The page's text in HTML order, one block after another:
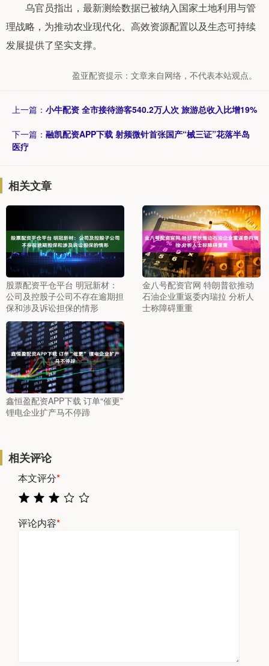
乌官员指出，最新测绘数据已被纳入国家土地利用与管
理战略，为推动农业现代化、高效资源配置以及生态可持续
发展提供了坚实支撑。
盈亚配资提示：文章来自网络，不代表本站观点。
上一篇： 小牛配资 全市接待游客540.2万人次 旅游总收入比增19%
下一篇： 融凯配资APP下载 射频微针首张国产“械三证”花落半岛
医疗
相关文章
股票配资平仓平台 明冠新材：
公司及控股子公司不存在逾期担
保和涉及诉讼担保的情形
金八号配资官网 特朗普欲推动
石油企业重返委内瑞拉 分析人
士称障碍重重
鑫恒盈配资APP下载 订单“催更”
锂电企业扩产马不停蹄
相关评论
本文评分*
评论内容*